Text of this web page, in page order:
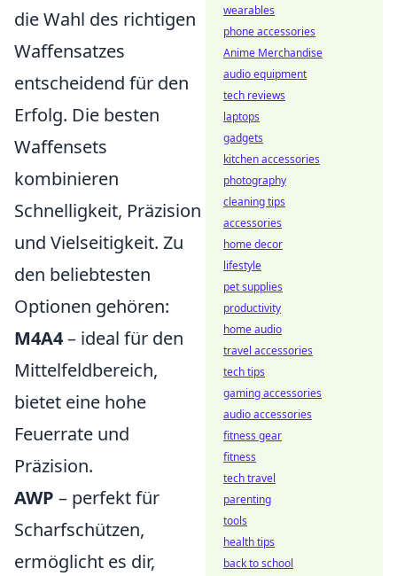
die Wahl des richtigen
Waffensatzes
entscheidend für den
Erfolg. Die besten
Waffensets
kombinieren
Schnelligkeit, Präzision
und Vielseitigkeit. Zu
den beliebtesten
Optionen gehören:
M4A4– ideal für den
Mittelfeldbereich,
bietet eine hohe
Feuerrate und
Präzision.
AWP – perfekt für
Scharfschützen,
ermöglicht es dir,
wearables
phone accessories
Anime Merchandise
audio equipment
tech reviews
laptops
gadgets
kitchen accessories
photography
cleaning tips
accessories
home decor
lifestyle
pet supplies
productivity
home audio
travel accessories
tech tips
gaming accessories
audio accessories
fitness gear
fitness
tech travel
parenting
tools
health tips
back to school